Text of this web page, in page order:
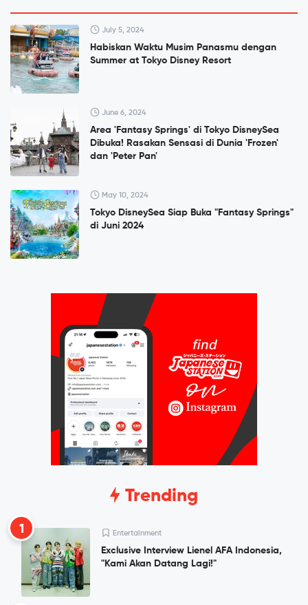
July 5, 2024
Habiskan Waktu Musim Panasmu dengan
Summer at Tokyo Disney Resort
June 6, 2024
Area 'Fantasy Springs' di Tokyo DisneySea
Dibuka! Rasakan Sensasi di Dunia 'Frozen'
dan 'Peter Pan'
May 10, 2024
Tokyo DisneySea Siap Buka "Fantasy Springs"
di Juni 2024
Trending
1 Entertainment
Exclusive Interview Lienel AFA Indonesia,
"Kami Akan Datang Lagi!"